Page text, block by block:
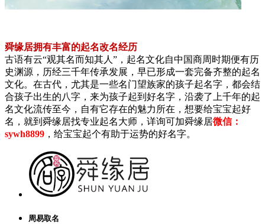
舜缘居拥有丰富的起名改名经历
古语有云“观其名而知其人”，起名文化自中国商周时期便有历
史渊源，历经三千年传承发展，早已形成一套完备齐整的起名
文化。在古代，尤其是一些名门望族家的孩子起名字，都会结
合孩子出生的八字，来为孩子起到好名字，沿袭了上千年的起
名文化流传至今，自有它存在的魅力所在，想要给宝宝起好
名，就到舜缘居找专业起名大师，详询可加舜缘居微信：
sywh8899 ，给宝宝起个有助于运势的好名字。
周易取名